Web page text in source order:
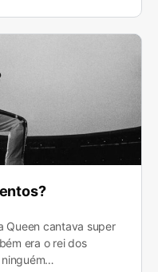
Queen cantava super
era o rei dos